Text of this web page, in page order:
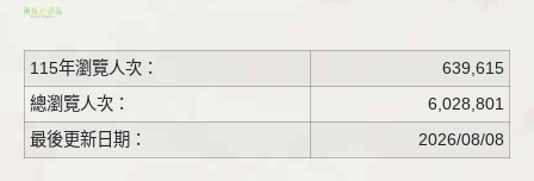
115年瀏覽人次：
639,615
總瀏覽人次：
6,028,801
最後更新日期：
2026/08/08